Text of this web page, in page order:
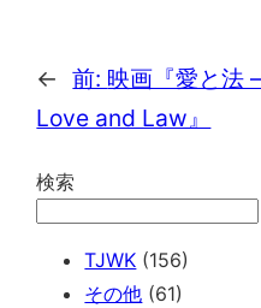
← 前: 映画『愛と法
Love and Law』
検索
TJWK (156)
その他 (61)